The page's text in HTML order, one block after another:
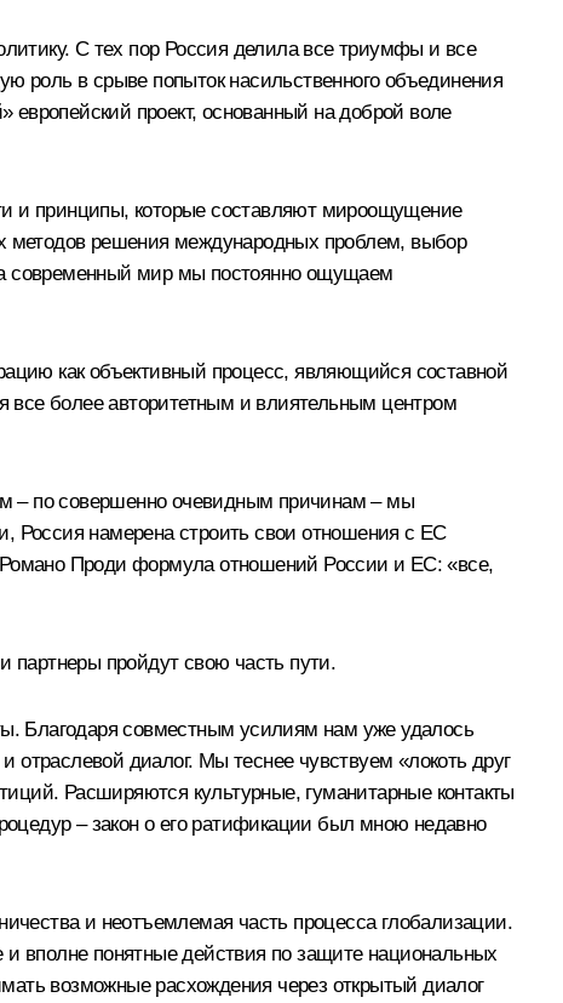
С тех пор Россия делила все триумфы и все
в срыве попыток насильственного объединения
проект, основанный на доброй воле
и принципы, которые составляют мироощущение
методов решения международных проблем, выбор
современный мир мы постоянно ощущаем
как объективный процесс, являющийся составной
все более авторитетным и влиятельным центром
– по совершенно очевидным причинам – мы
Россия намерена строить свои отношения с ЕС
Романо Проди формула отношений России и ЕС: «все,
партнеры пройдут свою часть пути.
Благодаря совместным усилиям нам уже удалось
отраслевой диалог. Мы теснее чувствуем «локоть друг
Расширяются культурные, гуманитарные контакты
– закон о его ратификации был мною недавно
и неотъемлемая часть процесса глобализации.
вполне понятные действия по защите национальных
возможные расхождения через открытый диалог